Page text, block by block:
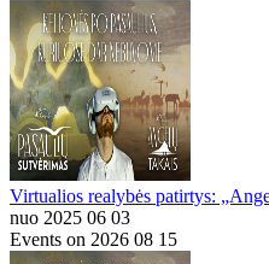
Virtualios realybės patirtys:
nuo 2025 06 03
Events on 2026 08 15